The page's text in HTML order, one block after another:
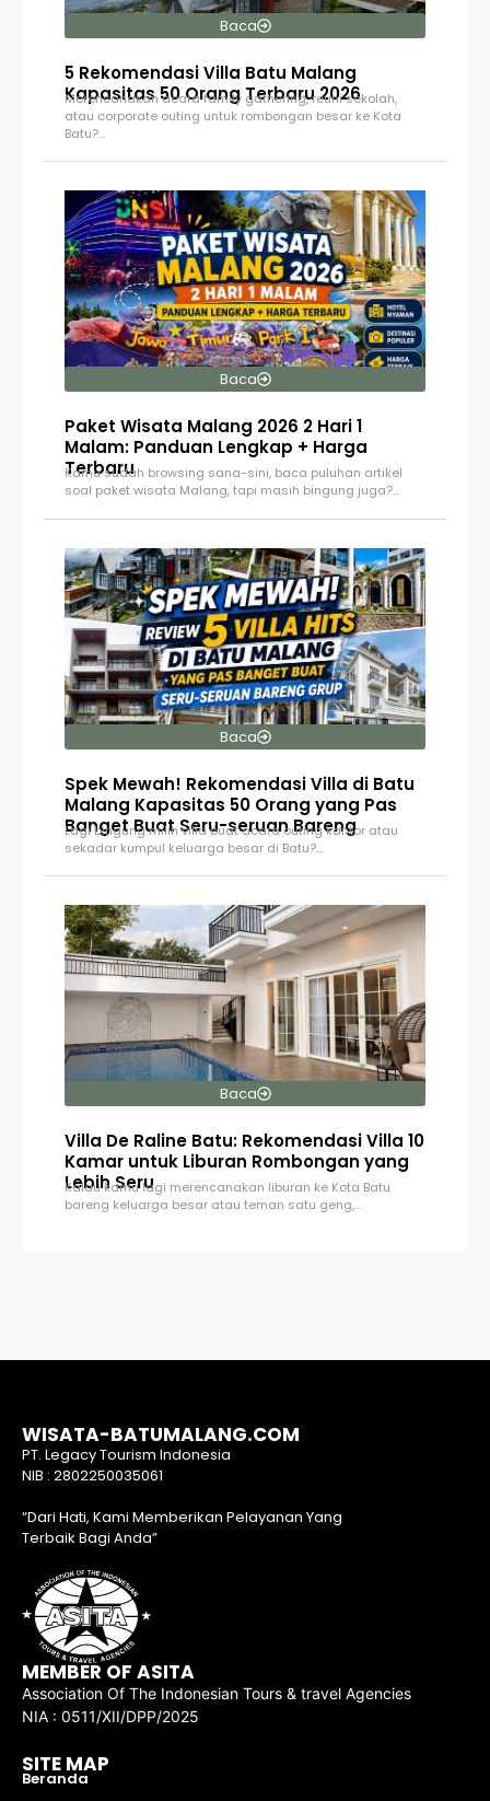
Baca
5 Rekomendasi Villa Batu Malang
Kapasitas 50 Orang Terbaru 2026
Merencanakan acara family gathering, reuni sekolah,
atau corporate outing untuk rombongan besar ke Kota
Batu?…
Baca
Paket Wisata Malang 2026 2 Hari 1
Malam: Panduan Lengkap + Harga
Terbaru
Kamu sudah browsing sana-sini, baca puluhan artikel
soal paket wisata Malang, tapi masih bingung juga?…
Baca
Spek Mewah! Rekomendasi Villa di Batu
Malang Kapasitas 50 Orang yang Pas
Banget Buat Seru-seruan Bareng
Lagi bingung milih villa buat acara outing kantor atau
sekadar kumpul keluarga besar di Batu?…
Baca
Villa De Raline Batu: Rekomendasi Villa 10
Kamar untuk Liburan Rombongan yang
Lebih Seru
Kalau kamu lagi merencanakan liburan ke Kota Batu
bareng keluarga besar atau teman satu geng,…
WISATA-BATUMALANG.COM
PT. Legacy Tourism Indonesia
NIB : 2802250035061
“Dari Hati, Kami Memberikan Pelayanan Yang
Terbaik Bagi Anda”
MEMBER OF ASITA
Association Of The Indonesian Tours & travel Agencies
NIA : 0511/XII/DPP/2025
SITE MAP
Beranda